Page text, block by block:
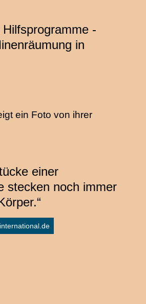
-
in
einer
stecken noch immer